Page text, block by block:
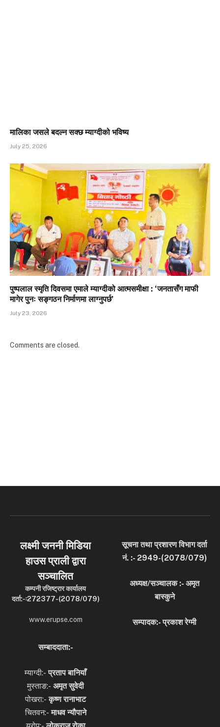
मालिका जसले बदल्न सक्छ म्याग्दीको भविष्य
July 25, 2026
पुष्पलाल स्मृति दिवसमा एमाले म्याग्दीको आत्मसमीक्षा : ‘जनतासँग माफी
मागेर पुनः सङ्गठन निर्माणमा लाग्नुपर्छ’
July 23, 2026
Comments are closed.
लक्ष्मी जननी मिडिया
हाउस प्राली द्वारा
सञ्चालित
कम्पनी रजिष्ट्रार कार्यालय
दर्ता:-ः272377-(2078/079)
www.erupse.com
सूचना तथा प्रशारण विभाग दर्ता
नं. :- 2949-(2078/079)
अध्यक्ष/सञ्चालक :- अमृत
बास्कुने
सम्पादक:- प्रकाश रेग्मी
सम्बाददाता:-
म्याग्दी:-प्रताप बानियाँ
मुस्ताङ:- अमृत सुवेदी
पोखरा:-कृष्ण रानाभाट
चितवन:-माधव न्यौपाने